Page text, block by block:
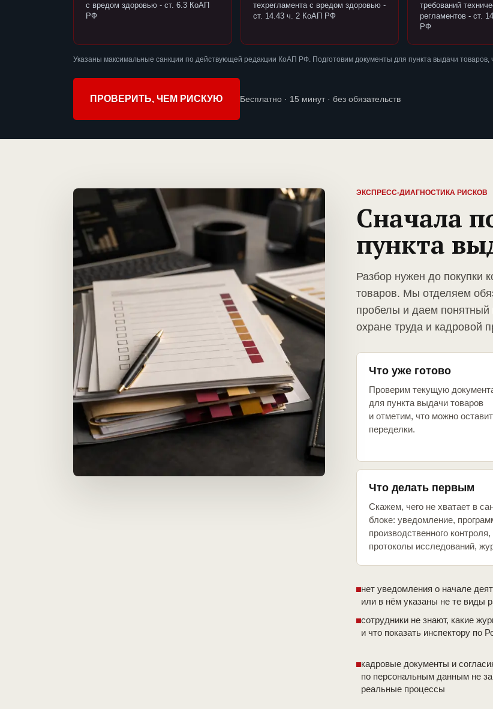
с вредом здоровью - ст. 6.3 КоАП
РФ
техрегламента с вредом здоровью -
ст. 14.43 ч. 2 КоАП РФ
требований
регламентов - ст.
РФ
Указаны максимальные санкции по действующей редакции КоАП РФ. Подготовим документы для пункта выдачи
ПРОВЕРИТЬ, ЧЕМ РИСКУЮ Бесплатно · 15 минут · без обязательств
ЭКСПРЕСС-ДИАГНОСТИКА РИСКОВ
Сначала
пункта
Разбор нужен до покупки
товаров. Мы отделяем
пробелы и даем понятный
охране труда и кадровой
Что уже готово
Проверим текущую
для пункта выдачи товаров
и отметим, что можно
переделки.
Что делать первым
Скажем, чего не хватает в
блоке: уведомление,
производственного контроля,
протоколы исследований,
нет уведомления о начале
или в нём указаны не те виды
сотрудники не знают, какие
и что показать инспектору по
кадровые документы и
по персональным данным не
реальные процессы